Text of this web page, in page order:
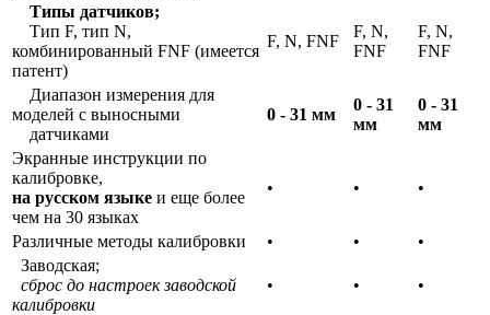
Типы датчиков;
Тип F, тип N,
комбинированный FNF (имеется
патент)
F, N, FNF
F, N,
FNF
F, N,
FNF
Диапазон измерения для
моделей с выносными
датчиками
0 - 31 мм
0 - 31
мм
0 - 31
мм
Экранные инструкции по
калибровке,
на русском языке и еще более
чем на 30 языках
• • •
Различные методы калибровки • •
•
Заводская;
сброс до настроек заводской
калибровки
• • •